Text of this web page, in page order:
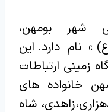
شهر بومهن،
» نام دارد. این
زمینی ارتباطات
خانواده های
زاهدی، شاه